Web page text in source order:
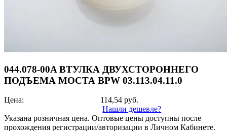
044.078-00A ВТУЛКА ДВУХСТОРОННЕГО
ПОДЪЕМА МОСТА BPW 03.113.04.11.0
Цена: 114,54руб.
Нашли дешевле?
Указана розничная цена. Оптовые цены доступны после
прохождения регистрации/авторизации в Личном Кабинете.